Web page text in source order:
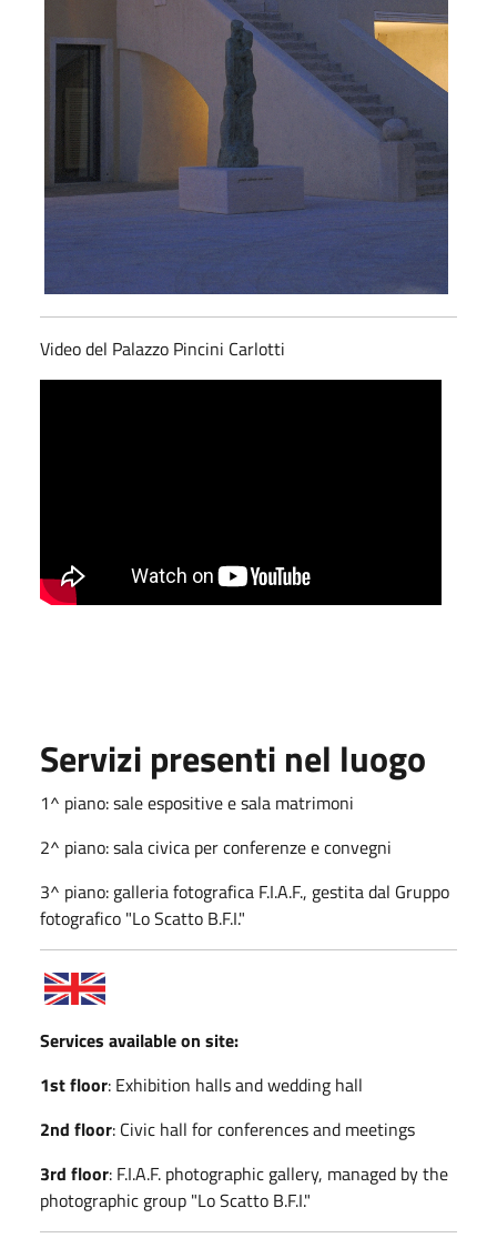
Video del Palazzo Pincini Carlotti
Servizi presenti nel luogo
1^ piano: sale espositive e sala matrimoni
2^ piano: sala civica per conferenze e convegni
3^ piano: galleria fotografica F.I.A.F., gestita dal Gruppo
fotografico "Lo Scatto B.F.I."
Services available on site:
1st floor: Exhibition halls and wedding hall
2nd floor: Civic hall for conferences and meetings
3rd floor: F.I.A.F. photographic gallery, managed by the
photographic group "Lo Scatto B.F.I."